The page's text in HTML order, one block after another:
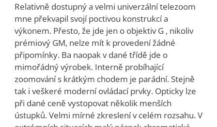
Relativně dostupný a velmi univerzální telezoom
mne překvapil svojí poctivou konstrukcí a
výkonem. Přesto, že jde jen o objektiv G , nikoliv
prémiový GM, nelze mít k provedení žádné
připomínky. Ba naopak v dané třídě jde o
mimořádný výrobek. Interně probíhající
zoomování s krátkým chodem je parádní. Stejně
tak i veškeré moderní ovládací prvky. Opticky lze
při dané ceně vystopovat několik menších
ústupků. Velmi mírné zkreslení v celém rozsahu. V